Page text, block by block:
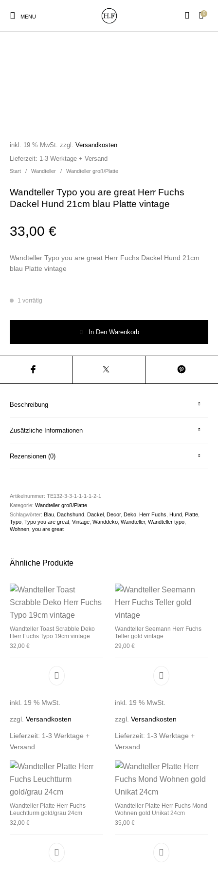
MENU
0
Strudia-Kampfkunst
Start / Wandteller / Wandteller groß/Platte
Wandteller Typo you are great Herr Fuchs
Dackel Hund 21cm blau Platte vintage
33,00€
inkl. 19 % MwSt. zzgl.Versandkosten
Wandteller Typo you are great Herr Fuchs Dackel Hund 21cm
blau Platte vintage
Lieferzeit: 1-3 Werktage + Versand
1 vorrätig
In Den Warenkorb
Beschreibung
Zusätzliche Informationen
Rezensionen (0)
Artikelnummer:TE132-3-3-1-1-1-1-2-1
Kategorie:Wandteller groß/Platte
Schlagwörter:Blau ,Dachshund ,Dackel ,Decor,Deko ,Herr Fuchs ,Hund ,Platte
Typo ,Typo you are great ,Vintage ,Wanddeko ,Wandteller,Wandteller typo
Wohnen ,you are great
Ähnliche Produkte
Wandteller Toast Scrabble Deko
Herr Fuchs Typo 19cm vintage
32,00€
inkl. 19 % MwSt.
zzgl.Versandkosten
Lieferzeit: 1-3 Werktage +
Versand
Wandteller Seemann Herr Fuchs
Teller gold vintage
29,00 €
inkl. 19 % MwSt.
zzgl. Versandkosten
Lieferzeit: 1-3 Werktage +
Versand
Wandteller Platte Herr Fuchs
Leuchtturm gold/grau 24cm
32,00€
Wandteller Platte Herr Fuchs Mond
Wohnen gold Unikat 24cm
35,00 €